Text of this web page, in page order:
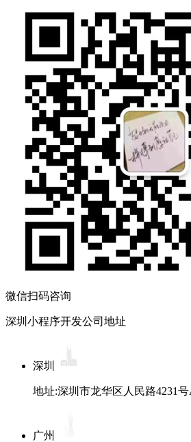
微信扫码咨询
深圳小程序开发公司地址
深圳
地址:深圳市龙华区人民路4231
广州